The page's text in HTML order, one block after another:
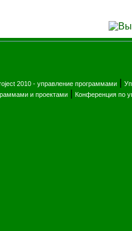
2010 - управление программами
и проектами| Конференция по